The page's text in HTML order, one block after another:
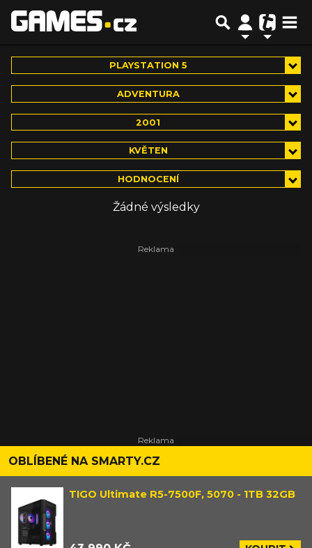
PLAYSTATION 5
ADVENTURA
2001
KVĚTEN
HODNOCENÍ
Žádné výsledky
OBLÍBENÉ NA SMARTY.CZ
TIGO Ultimate R5-7500F, 5070 - 1TB 32GB